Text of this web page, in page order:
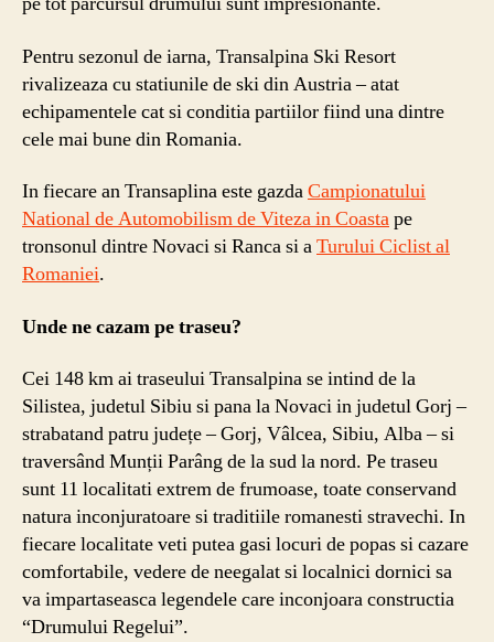
Pentru sezonul de iarna, Transalpina Ski Resort
rivalizeaza cu statiunile de ski din Austria – atat
echipamentele cat si conditia partiilor fiind una dintre
cele mai bune din Romania.
In fiecare an Transaplina este gazdaCampionatului
National de Automobilism de Viteza in Coastape
tronsonul dintre Novaci si Ranca si aTurului Ciclist al
Romaniei.
Unde ne cazam pe traseu?
Cei 148 km ai traseului Transalpina se intind de la
Silistea, judetul Sibiu si pana la Novaci in judetul Gorj –
strabatand patru județe – Gorj, Vâlcea, Sibiu, Alba – si
traversând Munții Parâng de la sud la nord. Pe traseu
sunt 11 localitati extrem de frumoase, toate conservand
natura inconjuratoare si traditiile romanesti stravechi. In
fiecare localitate veti putea gasi locuri de popas si cazare
comfortabile, vedere de neegalat si localnici dornici sa
va impartaseasca legendele care inconjoara constructia
“Drumului Regelui”.